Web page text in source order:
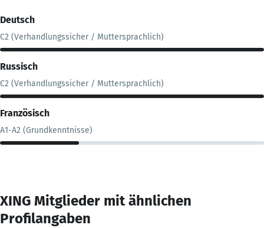
Deutsch
C2 (Verhandlungssicher / Muttersprachlich)
Russisch
C2 (Verhandlungssicher / Muttersprachlich)
Französisch
A1-A2 (Grundkenntnisse)
XING Mitglieder mit ähnlichen
Profilangaben